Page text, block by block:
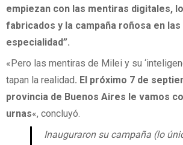
empiezan con las mentiras digitales,
fabricados y la campaña roñosa en las
especialidad”.
«Pero las mentiras de Milei y su
tapan la realidad. El próximo 7 de
provincia de Buenos Aires le vamos
urnas«, concluyó.
Inauguraron su campaña (lo